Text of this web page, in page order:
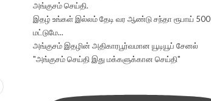
அங்குசம் செய்தி.
இதழ் உங்கள் இல்லம் தேடி வர ஆண்டு சந்தா ரூபாய் 500
மட்டுமே...
அங்குசம் இதழின் அதிகாரபூர்வமான யூடியூப் சேனல்
"அங்குசம் செய்தி இது மக்களுக்கான செய்தி"